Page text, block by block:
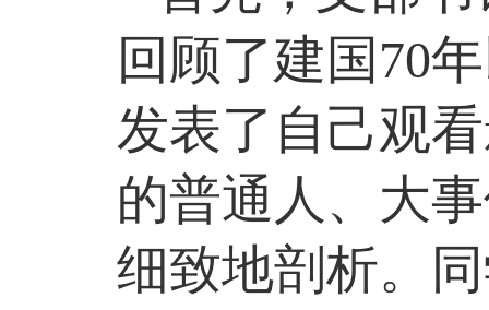
回顾了建国 70
发表了自己观
的普通人、大
细致地剖析。